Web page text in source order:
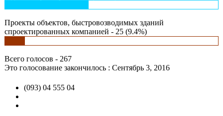
Проекты объектов, быстровозводимых зданий
спроектированных компанией - 25 (9.4%)
Всего голосов - 267
Это голосование закончилось : Сентябрь 3, 2016
(093) 04 555 04